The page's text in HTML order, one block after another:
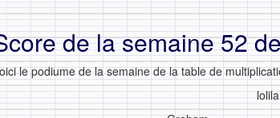
de la semaine 52
le podiume de la semaine de la table de
lolila